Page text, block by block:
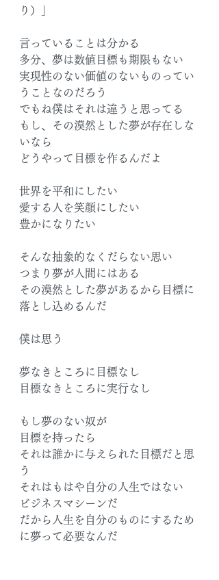
り）」
言っていることは分かる
多分、夢は数値目標も期限もない
実現性のない価値のないものってい
うことなのだろう
でもね僕はそれは違うと思ってる
もし、その漠然とした夢が存在しな
いなら
どうやって目標を作るんだよ
世界を平和にしたい
愛する人を笑顔にしたい
豊かになりたい
そんな抽象的なくだらない思い
つまり夢が人間にはある
その漠然とした夢があるから目標に
落とし込めるんだ
僕は思う
夢なきところに目標なし
目標なきところに実行なし
もし夢のない奴が
目標を持ったら
それは誰かに与えられた目標だと思
う
それはもはや自分の人生ではない
ビジネスマシーンだ
だから人生を自分のものにするため
に夢って必要なんだ